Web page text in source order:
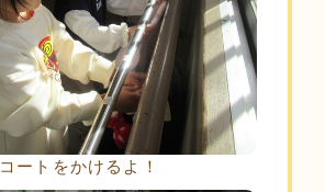
コートをかけるよ！